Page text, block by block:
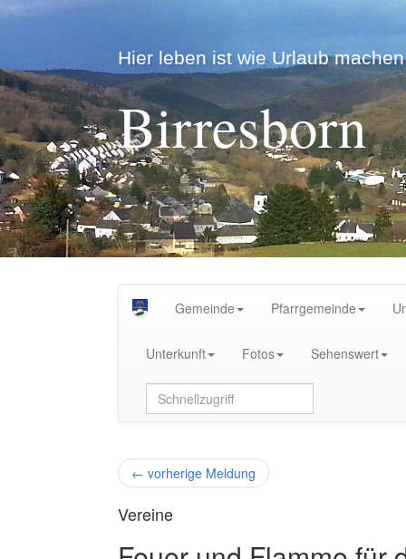
Hier leben ist wie Urlaub
Birresborn
Gemeinde Pfarrgemeinde
Unterkunft Fotos Sehenswert
← vorherige Meldung
Vereine